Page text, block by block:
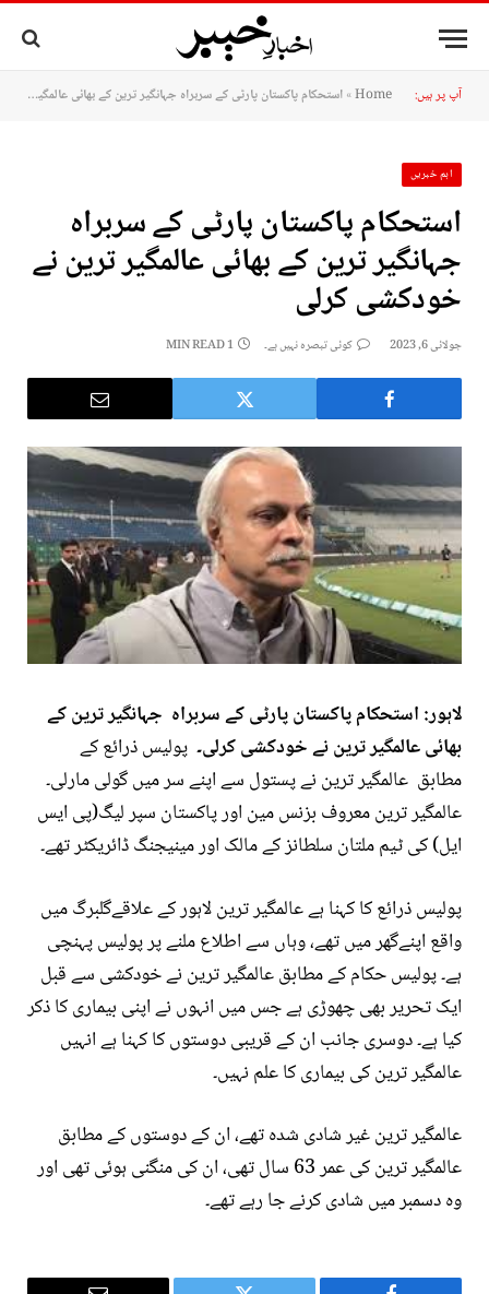
آپ پر ہیں: Home
»استحکام پاکستان پارٹی کے سربراہ جہانگیر ترین کے بھائی عالمگیر ترین نے خودکشی کرلی
اہم خبریں
استحکام پاکستان پارٹی کے سربراہ
جہانگیر ترین کے بھائی عالمگیر ترین نے
خودکشی کرلی
جولائی 6, 2023 کوئی تبصرہ نہیں ہے۔ 1 MIN READ
لاہور: استحکام پاکستان پارٹی کے سربراہ جہانگیر ترین کے
بھائی عالمگیر ترین نے خودکشی کرلی۔ پولیس ذرائع کے
مطابق عالمگیر ترین نے پستول سے اپنے سر میں گولی مارلی۔
عالمگیر ترین معروف بزنس مین اور پاکستان سپر لیگ(پی ایس
ایل) کی ٹیم ملتان سلطانز کے مالک اور مینیجنگ ڈائریکٹر تھے۔
پولیس ذرائع کا کہنا ہے عالمگیر ترین لاہور کے علاقےگلبرگ میں
واقع اپنےگھر میں تھے، وہاں سے اطلاع ملنے پر پولیس پہنچی
ہے۔ پولیس حکام کے مطابق عالمگیر ترین نے خودکشی سے قبل
ایک تحریر بھی چھوڑی ہے جس میں انہوں نے اپنی بیماری کا ذکر
کیا ہے۔ دوسری جانب ان کے قریبی دوستوں کا کہنا ہے انہیں
عالمگیر ترین کی بیماری کا علم نہیں۔
عالمگیر ترین غیر شادی شدہ تھے، ان کے دوستوں کے مطابق
عالمگیر ترین کی عمر 63 سال تھی، ان کی منگنی ہوئی تھی اور
وہ دسمبر میں شادی کرنے جا رہے تھے۔